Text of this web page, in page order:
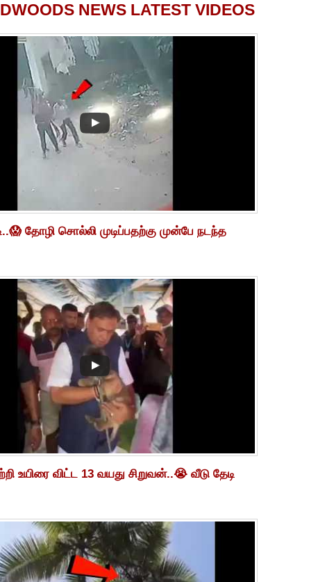
NEWS LATEST VIDEOS
தோழி சொல்லி முடிப்பதற்கு முன்பே நடந்த
உயிரை விட்ட 13 வயது சிறுவன்..😭 வீடு தேடி